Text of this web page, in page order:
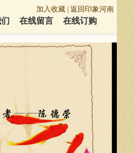
加入收藏 返回印象河南
在线留言 在线订购